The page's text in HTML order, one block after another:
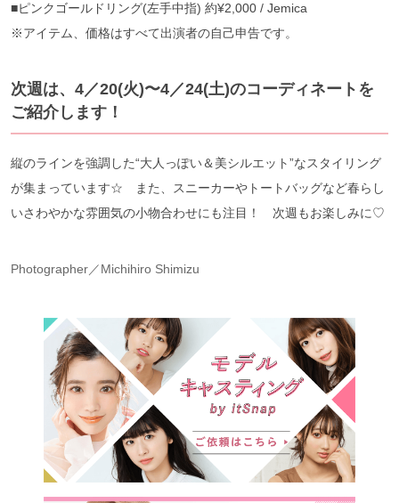
■ピンクゴールドリング(左手中指) 約¥2,000 / Jemica
※アイテム、価格はすべて出演者の自己申告です。
次週は、4／20(火)〜4／24(土)のコーディネートを
ご紹介します！
縦のラインを強調した“大人っぽい＆美シルエット”なスタイリング
が集まっています☆ また、スニーカーやトートバッグなど春らし
いさわやかな雰囲気の小物合わせにも注目！ 次週もお楽しみに♡
Photographer／Michihiro Shimizu